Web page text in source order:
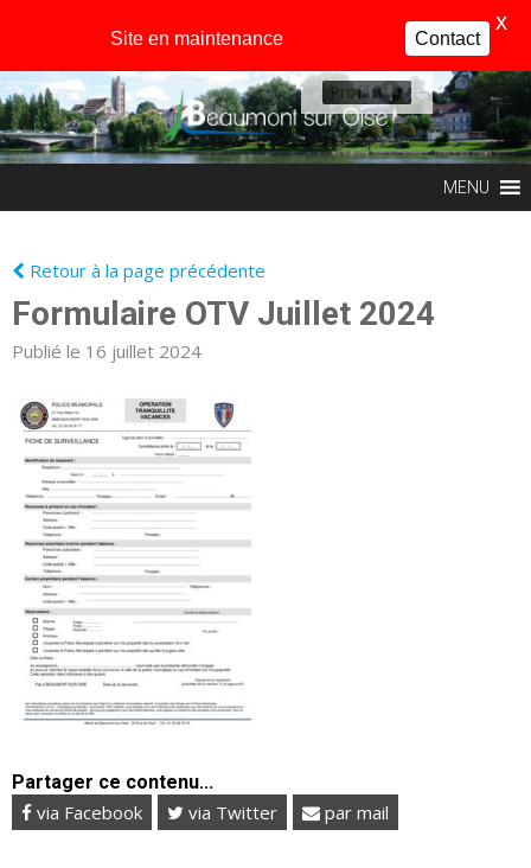
Profil
MENU
Retour à la page précédente
Formulaire OTV Juillet 2024
Publié le 16 juillet 2024
Partager ce contenu...
via Facebook via Twitter par mail
Site en maintenance Contact
X